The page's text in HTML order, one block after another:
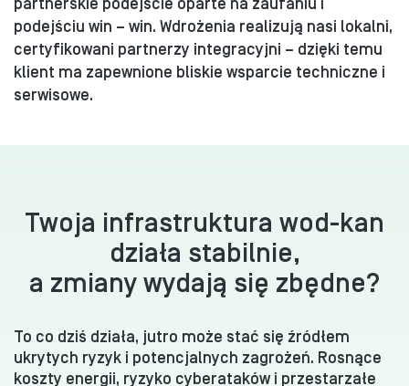
podejściu win – win. Wdrożenia realizują nasi lokalni,
certyfikowani partnerzy integracyjni – dzięki temu
klient ma zapewnione bliskie wsparcie techniczne i
serwisowe.
Twoja infrastruktura wod-kan
działa stabilnie,
a zmiany wydają się zbędne?
To co dziś działa, jutro może stać się źródłem
ukrytych ryzyk i potencjalnych zagrożeń. Rosnące
koszty energii, ryzyko cyberataków i przestarzałe